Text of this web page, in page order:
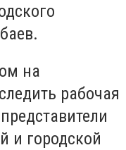
на
рабочая
и городской